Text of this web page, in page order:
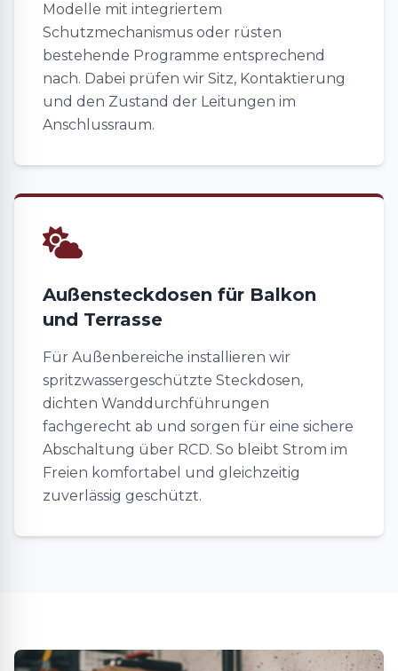
Modelle mit integriertem
Schutzmechanismus oder rüsten
bestehende Programme entsprechend
nach. Dabei prüfen wir Sitz, Kontaktierung
und den Zustand der Leitungen im
Anschlussraum.
Außensteckdosen für Balkon
und Terrasse
Für Außenbereiche installieren wir
spritzwassergeschützte Steckdosen,
dichten Wanddurchführungen
fachgerecht ab und sorgen für eine sichere
Abschaltung über RCD. So bleibt Strom im
Freien komfortabel und gleichzeitig
zuverlässig geschützt.